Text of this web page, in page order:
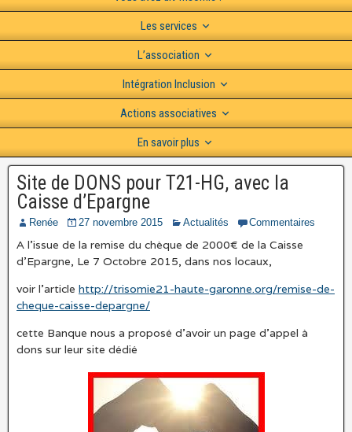
Les services
L’association
Intégration Inclusion
Actions associatives
En savoir plus
Site de DONS pour T21-HG, avec la
Caisse d’Epargne
Renée 27 novembre 2015 Actualités Commentaires
A l’issue de la remise du chèque de 2000€ de la Caisse
d’Epargne, Le 7 Octobre 2015, dans nos locaux,
voir l’article http://trisomie21-haute-garonne.org/remise-de-
cheque-caisse-depargne/
cette Banque nous a proposé d’avoir un page d’appel à
dons sur leur site dédié